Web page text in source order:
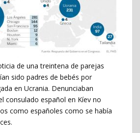
de una treintena de parejas
sido padres de bebés por
en Ucrania. Denunciaban
consulado español en Kíev no
como españoles como se había